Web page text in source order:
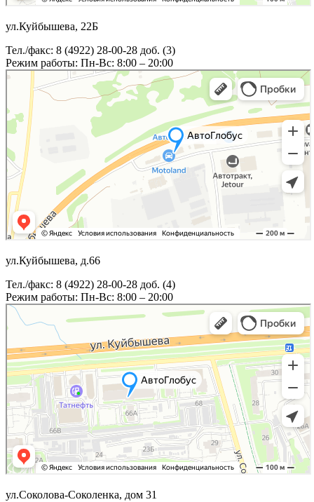
ул.Куйбышева, 22Б
Тел./факс: 8 (4922) 28-00-28 доб. (3)
Режим работы: Пн-Вс: 8:00 – 20:00
ул.Куйбышева, д.66
Тел./факс: 8 (4922) 28-00-28 доб. (4)
Режим работы: Пн-Вс: 8:00 – 20:00
ул.Соколова-Соколенка, дом 31